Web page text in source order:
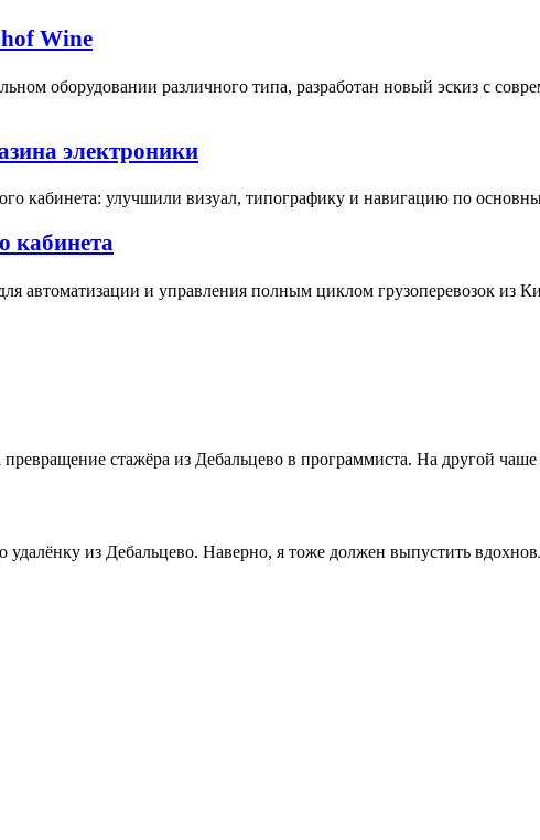
Wine
оборудовании различного типа, разработан новый эскиз с
электроники
кабинета: улучшили визуал, типографику и навигацию по
кабинета
автоматизации и управления полным циклом грузоперевозок из
стажёра из Дебальцево в программиста. На другой чаше
удалёнку из Дебальцево. Наверно, я тоже должен выпустить